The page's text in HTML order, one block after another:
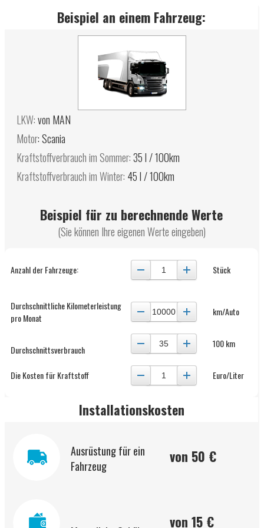
Beispiel an einem Fahrzeug:
LKW:von MAN
Motor: Scania
Kraftstoffverbrauch im Sommer:35 l / 100km
Kraftstoffverbrauch im Winter: 45 l / 100km
Beispiel für zu berechnende Werte
(Sie können Ihre eigenen Werte eingeben)
Anzahl der Fahrzeuge: Stück
Durchschnittliche Kilometerleistung
pro Monat
km/Auto
Durchschnittsverbrauch
100 km
Die Kosten für Kraftstoff Euro/Liter
Installationskosten
Ausrüstung für ein
Fahrzeug
von 50 €
von 15 €